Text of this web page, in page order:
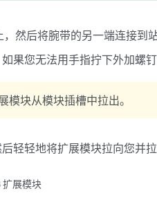
然后将腕带的另一端连接到站
果您无法用手指拧下外加螺钉
模块从模块插槽中拉出。
轻轻地将扩展模块拉向您并
扩展模块